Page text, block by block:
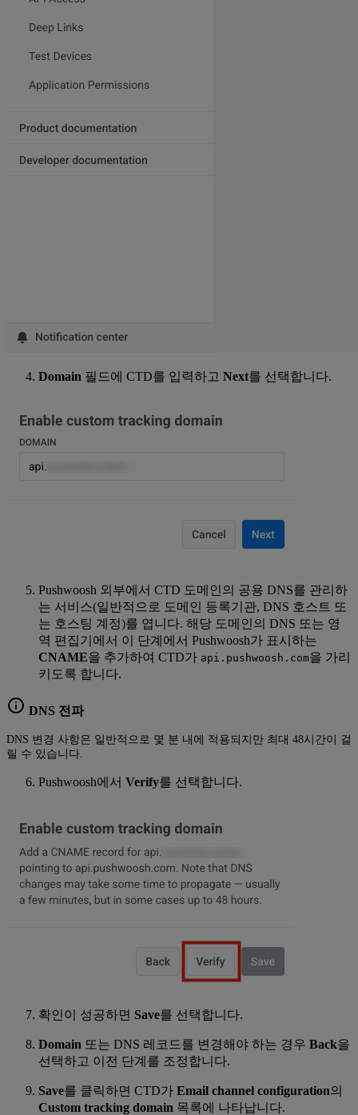
Domain 필드에 CTD를 입력하고 Next를 선택합니다.
Pushwoosh 외부에서 CTD 도메인의 공용 DNS를 관리하
는 서비스(일반적으로 도메인 등록기관, DNS 호스트 또
는 호스팅 계정)를 엽니다. 해당 도메인의 DNS 또는 영
역 편집기에서 이 단계에서 Pushwoosh가 표시하는
CNAME을 추가하여 CTD가 api.pushwoosh.com을 가리
키도록 합니다.
DNS 전파
DNS 변경 사항은 일반적으로 몇 분 내에 적용되지만 최대 48시간이 걸
릴 수 있습니다.
Pushwoosh에서 Verify를 선택합니다.
확인이 성공하면 Save를 선택합니다.
Domain 또는 DNS 레코드를 변경해야 하는 경우 Back을
선택하고 이전 단계를 조정합니다.
Save를 클릭하면 CTD가 Email channel configuration의
Custom tracking domain 목록에 나타납니다.